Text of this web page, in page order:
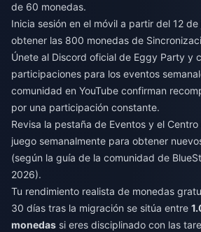
de 60 monedas.
Inicia sesión en el móvil a partir del 12
obtener las 800 monedas de
Únete al Discord oficial de Eggy Party y
participaciones para los eventos
comunidad en YouTube confirman
por una participación constante.
Revisa la pestaña de Eventos y el
juego semanalmente para obtener
(según la guía de la comunidad de
2026).
Tu rendimiento realista de monedas
30 días tras la migración se sitúa entre
monedas si eres disciplinado con las